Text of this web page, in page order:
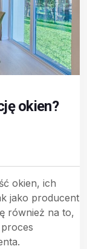
okien?
okien, ich
jako producent
również na to,